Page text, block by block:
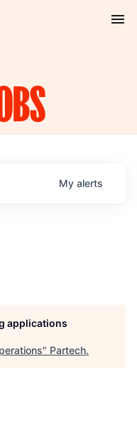
My alerts
applications
" Partech.